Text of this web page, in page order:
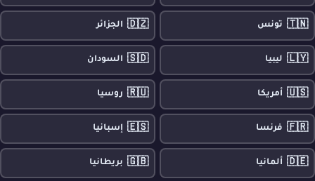
🇹🇳 تونس 🇩🇿 الجزائر
🇱🇾 ليبيا 🇸🇩 السودان
🇺🇸 أمريكا 🇷🇺 روسيا
🇫🇷 فرنسا 🇪🇸 إسبانيا
🇩🇪 ألمانيا 🇬🇧 بريطانيا